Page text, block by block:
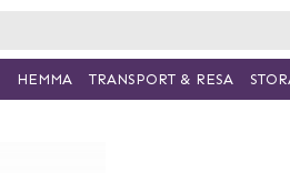
HEMMA TRANSPORT & RESA